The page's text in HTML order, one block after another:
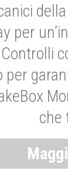
per
per
che